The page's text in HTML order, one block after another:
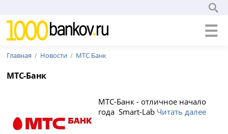
Главная Новости МТС Банк
МТС-Банк
МТС-Банк - отличное начало
года Smart-Lab Читать далее